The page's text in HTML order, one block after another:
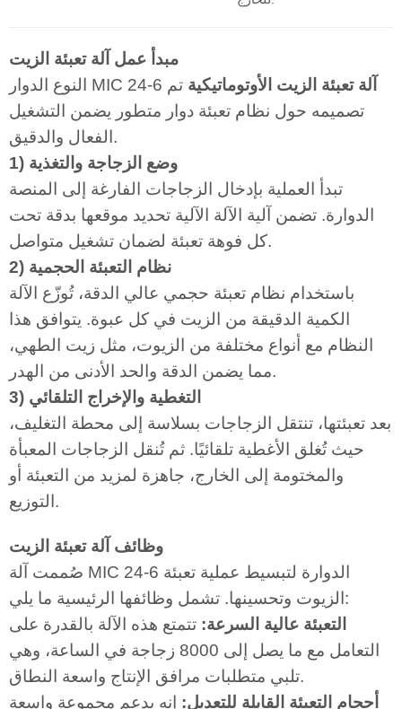
مبدأ عمل آلة تعبئة الزيت
النوع الدوار MIC 24-6
آلة تعبئة الزيت الأوتوماتيكية تم
تصميمه حول نظام تعبئة دوار متطور يضمن التشغيل
الفعال والدقيق.
1) وضع الزجاجة والتغذية
تبدأ العملية بإدخال الزجاجات الفارغة إلى المنصة
الدوارة. تضمن آلية الآلة الآلية تحديد موقعها بدقة تحت
كل فوهة تعبئة لضمان تشغيل متواصل.
2) نظام التعبئة الحجمية
باستخدام نظام تعبئة حجمي عالي الدقة، تُوزّع الآلة
الكمية الدقيقة من الزيت في كل عبوة. يتوافق هذا
النظام مع أنواع مختلفة من الزيوت، مثل زيت الطهي،
مما يضمن الدقة والحد الأدنى من الهدر.
3) التغطية والإخراج التلقائي
بعد تعبئتها، تنتقل الزجاجات بسلاسة إلى محطة التغليف،
حيث تُغلق الأغطية تلقائيًا. ثم تُنقل الزجاجات المعبأة
والمختومة إلى الخارج، جاهزة لمزيد من التعبئة أو
التوزيع.
وظائف آلة تعبئة الزيت
صُممت آلة MIC 24-6 الدوارة لتبسيط عملية تعبئة
الزيوت وتحسينها. تشمل وظائفها الرئيسية ما يلي:
التعبئة عالية السرعة: تتمتع هذه الآلة بالقدرة على
التعامل مع ما يصل إلى 8000 زجاجة في الساعة، وهي
تلبي متطلبات مرافق الإنتاج واسعة النطاق.
أحجام التعبئة القابلة للتعديل: إنه يدعم مجموعة واسعة